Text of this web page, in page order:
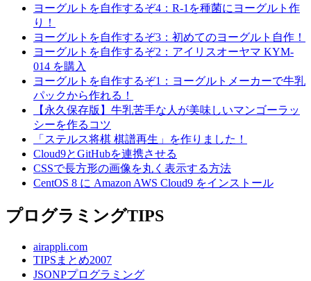
ヨーグルトを自作するぞ4：R-1を種菌にヨーグルト作
り！
ヨーグルトを自作するぞ3：初めてのヨーグルト自作！
ヨーグルトを自作するぞ2：アイリスオーヤマ KYM-
014 を購入
ヨーグルトを自作するぞ1：ヨーグルトメーカーで牛乳
パックから作れる！
【永久保存版】牛乳苦手な人が美味しいマンゴーラッ
シーを作るコツ
「ステルス将棋 棋譜再生」を作りました！
Cloud9とGitHubを連携させる
CSSで長方形の画像を丸く表示する方法
CentOS 8 に Amazon AWS Cloud9 をインストール
プログラミングTIPS
airappli.com
TIPSまとめ2007
JSONPプログラミング